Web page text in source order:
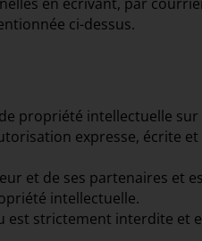
ci-dessus.
propriété intellectuelle
expresse, écrite et
et de ses partenaires et
intellectuelle.
strictement interdite et